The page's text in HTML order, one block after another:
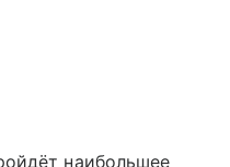
наибольшее